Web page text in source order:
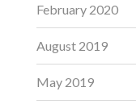
February 2020
August 2019
May 2019